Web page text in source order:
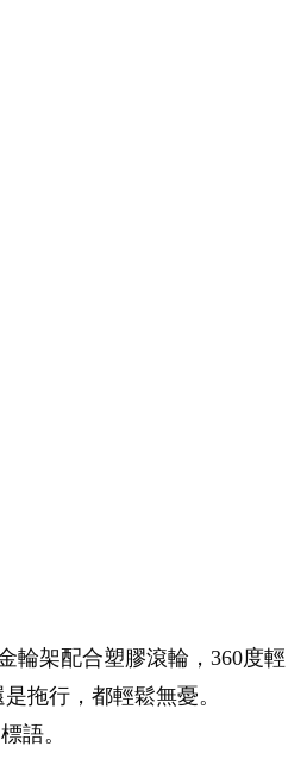
輪架配合塑膠滾輪，360度輕
拖行，都輕鬆無憂。
語。